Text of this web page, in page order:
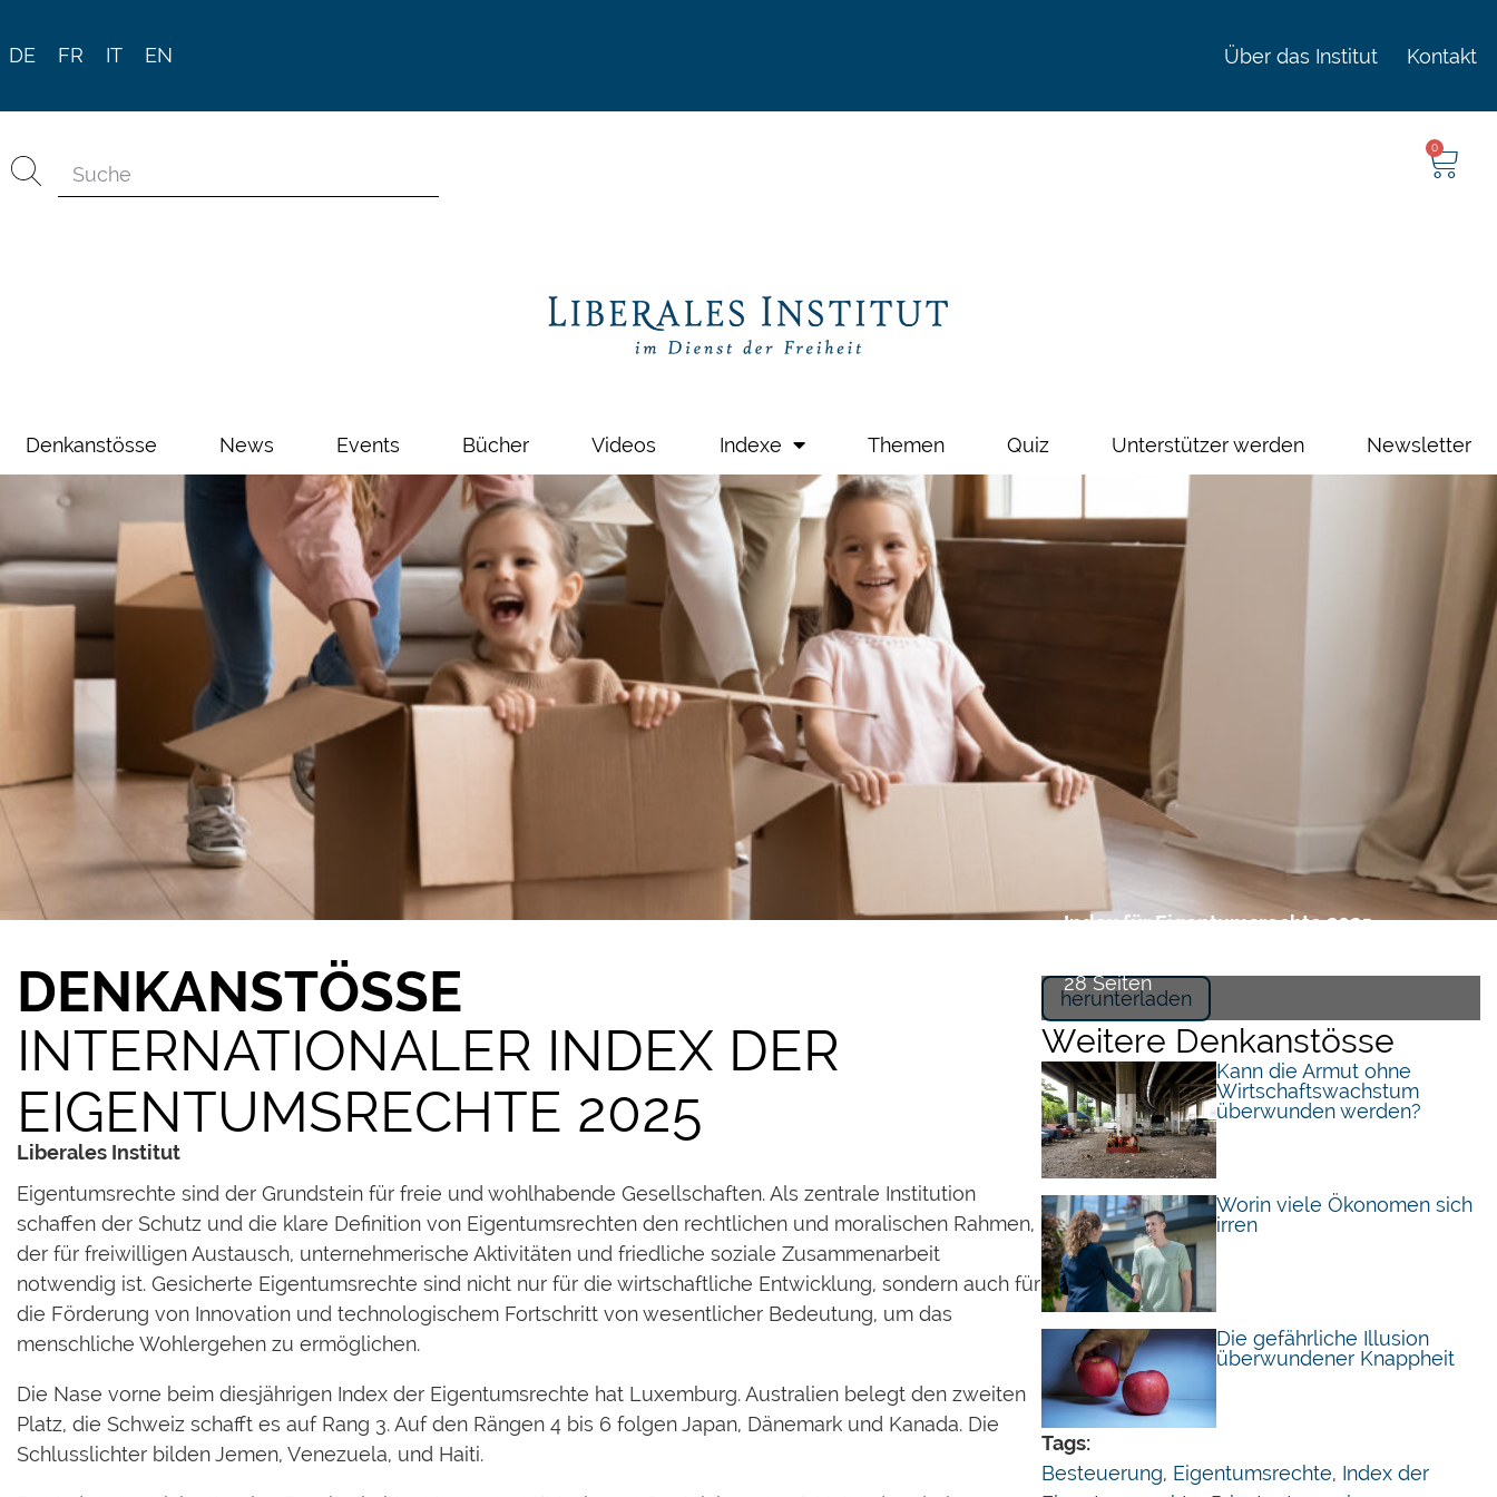
DE FR IT EN Über das Institut Kontakt
0
Denkanstösse News Events Bücher Videos Indexe Themen Quiz Unterstützer werden Newsletter
DENKANSTÖSSE
INTERNATIONALER INDEX DER
EIGENTUMSRECHTE 2025
Liberales Institut
Eigentumsrechte sind der Grundstein für freie und wohlhabende Gesellschaften. Als zentrale Institution
schaffen der Schutz und die klare Definition von Eigentumsrechten den rechtlichen und moralischen Rahmen,
der für freiwilligen Austausch, unternehmerische Aktivitäten und friedliche soziale Zusammenarbeit
notwendig ist. Gesicherte Eigentumsrechte sind nicht nur für die wirtschaftliche Entwicklung, sondern auch für
die Förderung von Innovation und technologischem Fortschritt von wesentlicher Bedeutung, um das
menschliche Wohlergehen zu ermöglichen.
Die Nase vorne beim diesjährigen Index der Eigentumsrechte hat Luxemburg. Australien belegt den zweiten
Platz, die Schweiz schafft es auf Rang 3. Auf den Rängen 4 bis 6 folgen Japan, Dänemark und Kanada. Die
Schlusslichter bilden Jemen, Venezuela, und Haiti.
Index für Eigentumsrechte 2025
28 Seiten
herunterladen
Weitere Denkanstösse
Kann die Armut ohne
Wirtschaftswachstum
überwunden werden?
Worin viele Ökonomen sich
irren
Die gefährliche Illusion
überwundener Knappheit
Tags:
Besteuerung, Eigentumsrechte, Index der